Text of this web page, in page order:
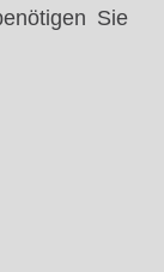
Sie